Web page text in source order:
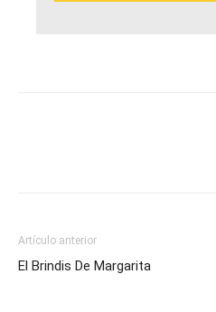
Artículo anterior
El Brindis De Margarita